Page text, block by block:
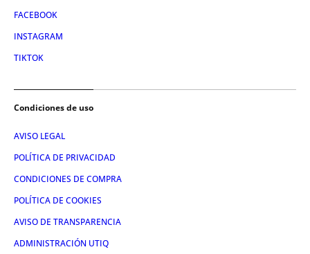
FACEBOOK
INSTAGRAM
TIKTOK
Condiciones de uso
AVISO LEGAL
POLÍTICA DE PRIVACIDAD
CONDICIONES DE COMPRA
POLÍTICA DE COOKIES
AVISO DE TRANSPARENCIA
ADMINISTRACIÓN UTIQ